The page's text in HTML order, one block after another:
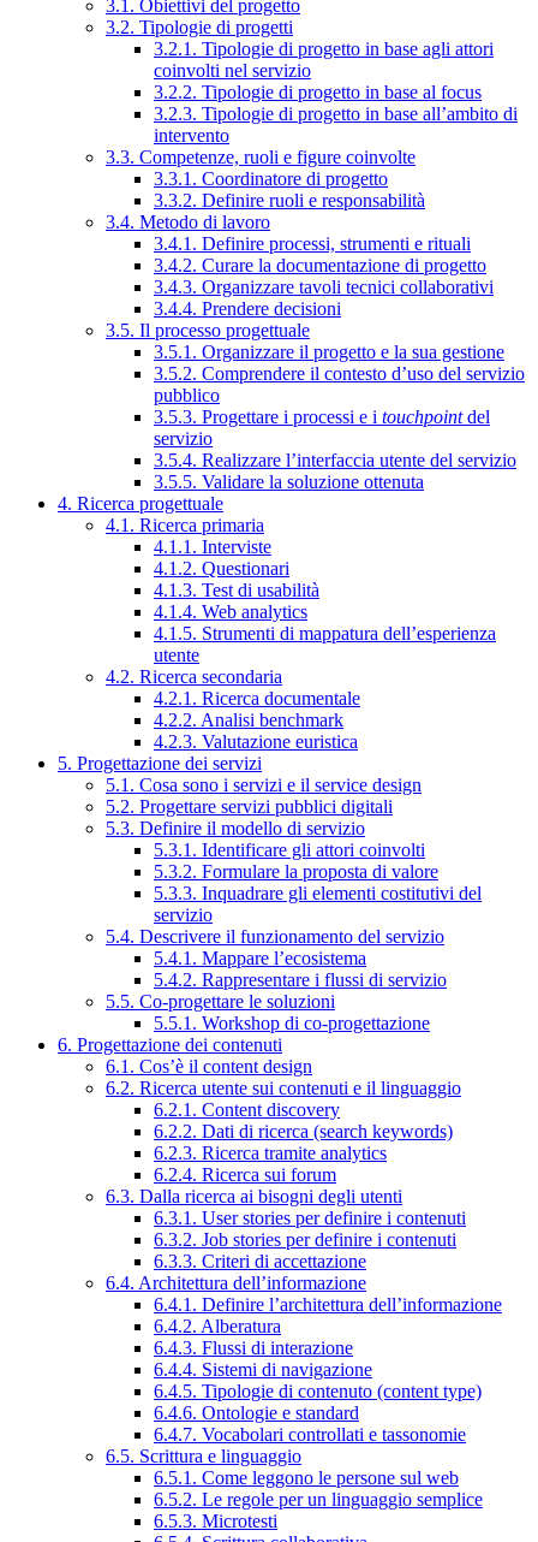
3.1. Obiettivi del progetto
3.2. Tipologie di progetti
3.2.1. Tipologie di progetto in base agli attori
coinvolti nel servizio
3.2.2. Tipologie di progetto in base al focus
3.2.3. Tipologie di progetto in base all’ambito di
intervento
3.3. Competenze, ruoli e figure coinvolte
3.3.1. Coordinatore di progetto
3.3.2. Definire ruoli e responsabilità
3.4. Metodo di lavoro
3.4.1. Definire processi, strumenti e rituali
3.4.2. Curare la documentazione di progetto
3.4.3. Organizzare tavoli tecnici collaborativi
3.4.4. Prendere decisioni
3.5. Il processo progettuale
3.5.1. Organizzare il progetto e la sua gestione
3.5.2. Comprendere il contesto d’uso del servizio
pubblico
3.5.3. Progettare i processi e i touchpointdel
servizio
3.5.4. Realizzare l’interfaccia utente del servizio
3.5.5. Validare la soluzione ottenuta
4. Ricerca progettuale
4.1. Ricerca primaria
4.1.1. Interviste
4.1.2. Questionari
4.1.3. Test di usabilità
4.1.4. Web analytics
4.1.5. Strumenti di mappatura dell’esperienza
utente
4.2. Ricerca secondaria
4.2.1. Ricerca documentale
4.2.2. Analisi benchmark
4.2.3. Valutazione euristica
5. Progettazione dei servizi
5.1. Cosa sono i servizi e il service design
5.2. Progettare servizi pubblici digitali
5.3. Definire il modello di servizio
5.3.1. Identificare gli attori coinvolti
5.3.2. Formulare la proposta di valore
5.3.3. Inquadrare gli elementi costitutivi del
servizio
5.4. Descrivere il funzionamento del servizio
5.4.1. Mappare l’ecosistema
5.4.2. Rappresentare i flussi di servizio
5.5. Co-progettare le soluzioni
5.5.1. Workshop di co-progettazione
6. Progettazione dei contenuti
6.1. Cos’è il content design
6.2. Ricerca utente sui contenuti e il linguaggio
6.2.1. Content discovery
6.2.2. Dati di ricerca (search keywords)
6.2.3. Ricerca tramite analytics
6.2.4. Ricerca sui forum
6.3. Dalla ricerca ai bisogni degli utenti
6.3.1. User stories per definire i contenuti
6.3.2. Job stories per definire i contenuti
6.3.3. Criteri di accettazione
6.4. Architettura dell’informazione
6.4.1. Definire l’architettura dell’informazione
6.4.2. Alberatura
6.4.3. Flussi di interazione
6.4.4. Sistemi di navigazione
6.4.5. Tipologie di contenuto (content type)
6.4.6. Ontologie e standard
6.4.7. Vocabolari controllati e tassonomie
6.5. Scrittura e linguaggio
6.5.1. Come leggono le persone sul web
6.5.2. Le regole per un linguaggio semplice
6.5.3. Microtesti